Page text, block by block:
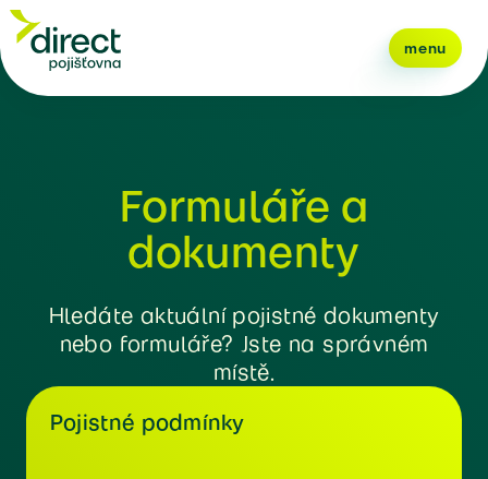
menu
Formuláře a
dokumenty
Hledáte aktuální pojistné dokumenty
nebo formuláře? Jste na správném
místě.
Pojistné podmínky